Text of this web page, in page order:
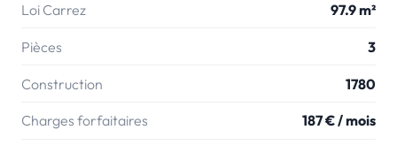
Loi Carrez 97.9 m²
Pièces 3
Construction 1780
Charges forfaitaires 187 € / mois